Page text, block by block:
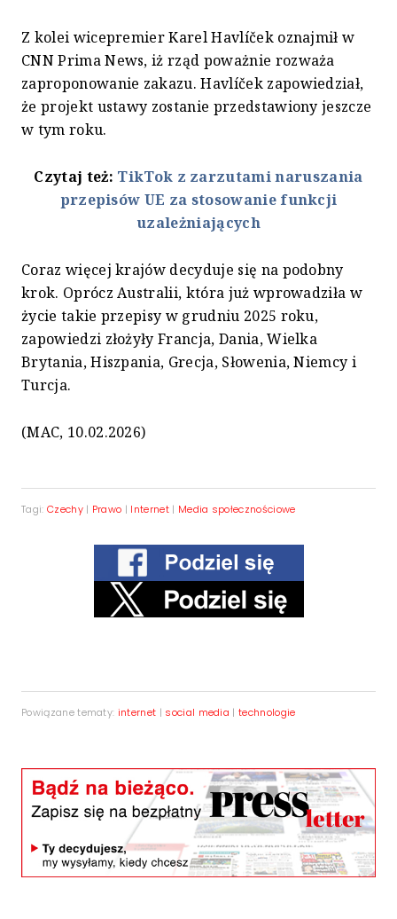
Z kolei wicepremier Karel Havlíček oznajmił w
CNN Prima News, iż rząd poważnie rozważa
zaproponowanie zakazu. Havlíček zapowiedział,
że projekt ustawy zostanie przedstawiony jeszcze
w tym roku.
Czytaj też: TikTok z zarzutami naruszania
przepisów UE za stosowanie funkcji
uzależniających
Coraz więcej krajów decyduje się na podobny
krok. Oprócz Australii, która już wprowadziła w
życie takie przepisy w grudniu 2025 roku,
zapowiedzi złożyły Francja, Dania, Wielka
Brytania, Hiszpania, Grecja, Słowenia, Niemcy i
Turcja.
(MAC, 10.02.2026)
Tagi: Czechy| Prawo | Internet| Media społecznościowe
Powiązane tematy: internet | social media |technologie